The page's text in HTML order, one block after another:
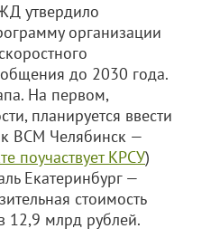
утвердило
организации
до 2030 года.
На первом,
планируется ввести
ВСМ Челябинск —
поучаствует КРСУ)
Екатеринбург —
стоимость
12,9 млрд рублей.